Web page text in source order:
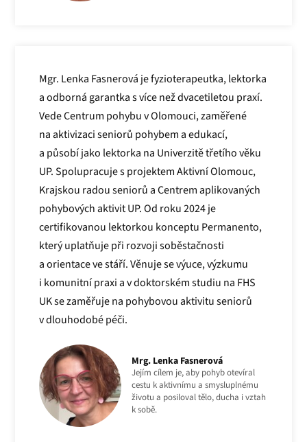
Mgr. Lenka Fasnerová je fyzioterapeutka, lektorka
a odborná garantka s více než dvacetiletou praxí.
Vede Centrum pohybu v Olomouci, zaměřené
na aktivizaci seniorů pohybem a edukací,
a působí jako lektorka na Univerzitě třetího věku
UP. Spolupracuje s projektem Aktivní Olomouc,
Krajskou radou seniorů a Centrem aplikovaných
pohybových aktivit UP. Od roku 2024 je
certifikovanou lektorkou konceptu Permanento,
který uplatňuje při rozvoji soběstačnosti
a orientace ve stáří. Věnuje se výuce, výzkumu
i komunitní praxi a v doktorském studiu na FHS
UK se zaměřuje na pohybovou aktivitu seniorů
v dlouhodobé péči.
Mrg. Lenka Fasnerová
Jejím cílem je, aby pohyb otevíral
cestu k aktivnímu a smysluplnému
životu a posiloval tělo, ducha i vztah
k sobě.